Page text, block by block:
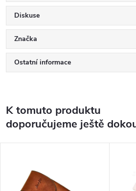
Diskuse
Značka
Ostatní informace
K tomuto produktu
doporučujeme ještě